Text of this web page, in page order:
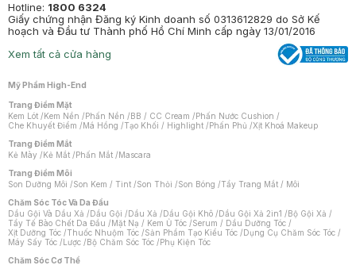
Hotline: 1800 6324
Giấy chứng nhận Đăng ký Kinh doanh số 0313612829 do Sở Kế
hoạch và Đầu tư Thành phố Hồ Chí Minh cấp ngày 13/01/2016
Xem tất cả cửa hàng
Mỹ Phẩm High-End
Trang Điểm Mặt
Kem Lót /Kem Nền /Phấn Nền /BB / CC Cream /Phấn Nước Cushion /
Che Khuyết Điểm /Má Hồng /Tạo Khối / Highlight /Phấn Phủ /Xịt Khoá Makeup
Trang Điểm Mắt
Kẻ Mày /Kẻ Mắt /Phấn Mắt /Mascara
Trang Điểm Môi
Son Dưỡng Môi /Son Kem / Tint /Son Thỏi /Son Bóng /Tẩy Trang Mắt / Môi
Chăm Sóc Tóc Và Da Đầu
Dầu Gội Và Dầu Xả /Dầu Gội /Dầu Xả /Dầu Gội Khô /Dầu Gội Xả 2in1 /Bộ Gội Xả /
Tẩy Tế Bào Chết Da Đầu /Mặt Nạ / Kem Ủ Tóc /Serum / Dầu Dưỡng Tóc /
Xịt Dưỡng Tóc /Thuốc Nhuộm Tóc /Sản Phẩm Tạo Kiểu Tóc /Dụng Cụ Chăm Sóc Tóc /
Máy Sấy Tóc /Lược /Bộ Chăm Sóc Tóc /Phụ Kiện Tóc
Chăm Sóc Cơ Thể